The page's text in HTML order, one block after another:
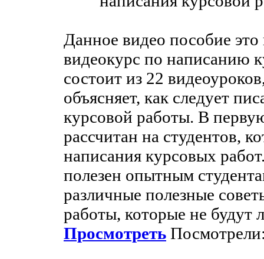
Данное видео пособие
видеокурс по написанию
состоит из 22
объясняет, как следует
курсовой работы. В
рассчитан на студентов,
написания курсовых
полезен опытным
различные полезные
работы, которые не будут
Просмотреть